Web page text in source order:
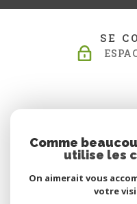
SE
Comme
utilise les
On aimerait vous
votre